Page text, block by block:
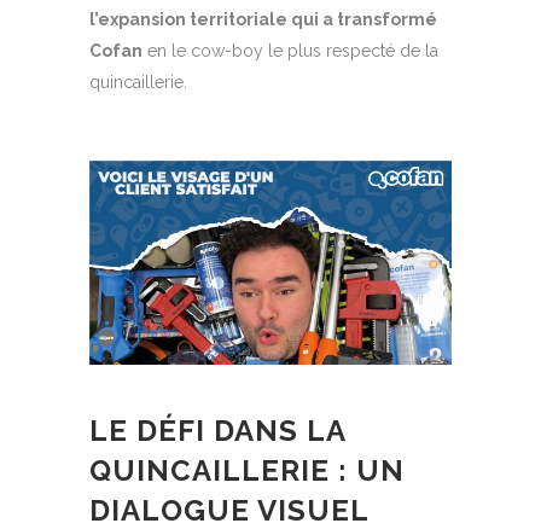
l’expansion territoriale qui a transformé
Cofan en le cow-boy le plus respecté de la
quincaillerie.
LE DÉFI DANS LA
QUINCAILLERIE : UN
DIALOGUE VISUEL